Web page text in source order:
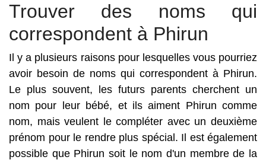
Trouver des noms qui
correspondent à Phirun
Il y a plusieurs raisons pour lesquelles vous pourriez
avoir besoin de noms qui correspondent à Phirun.
Le plus souvent, les futurs parents cherchent un
nom pour leur bébé, et ils aiment Phirun comme
nom, mais veulent le compléter avec un deuxième
prénom pour le rendre plus spécial. Il est également
possible que Phirun soit le nom d'un membre de la